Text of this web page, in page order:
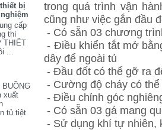
bị
cấp
thí
THIẾT
...
BUỒNG
xuất
tủ tiệt
trong quá trình vận
cũng như việc gắn đầu
- Có sẵn 03 chương
- Điều khiển tắt mở
dây để ngoài tủ
- Đầu đốt có thể gỡ ra
- Cường độ cháy có
- Điều chỉnh góc
- Có sẵn 03 gá mang
- Sử dụng khí tự nhiên,